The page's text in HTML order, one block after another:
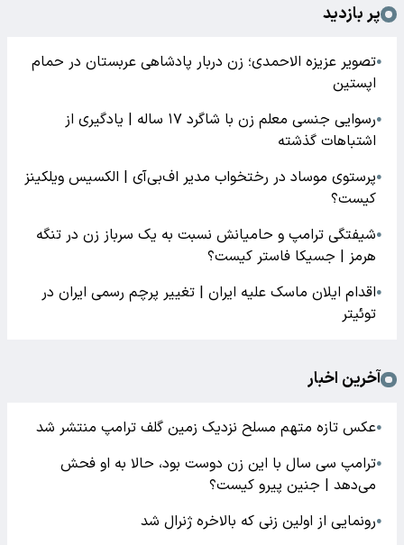
پر بازدید
●تصویر عزیزه الاحمدی؛ زن دربار پادشاهی عربستان در حمام
اپستین
●
رسوایی جنسی معلم زن با شاگرد ۱۷ ساله | یادگیری از
اشتباهات گذشته
●پرستوی موساد در رختخواب مدیر اف‌بی‌آی | الکسیس ویلکینز
کیست؟
●شیفتگی ترامپ و حامیانش نسبت به یک سرباز زن در تنگه
هرمز | جسیکا فاستر کیست؟
●اقدام ایلان ماسک علیه ایران | تغییر پرچم رسمی ایران در
توئیتر
آخرین اخبار
●عکس تازه متهم مسلح نزدیک زمین گلف ترامپ منتشر شد
●ترامپ سی سال با این زن دوست بود، حالا به او فحش
می‌دهد | جنین پیرو کیست؟
●رونمایی از اولین زنی که بالاخره ژنرال شد